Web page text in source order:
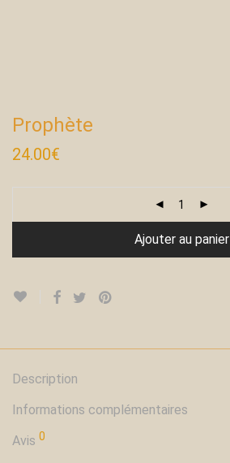
Prophète
24.00€
Ajouter au panier
Description
Informations complémentaires
Avis 0